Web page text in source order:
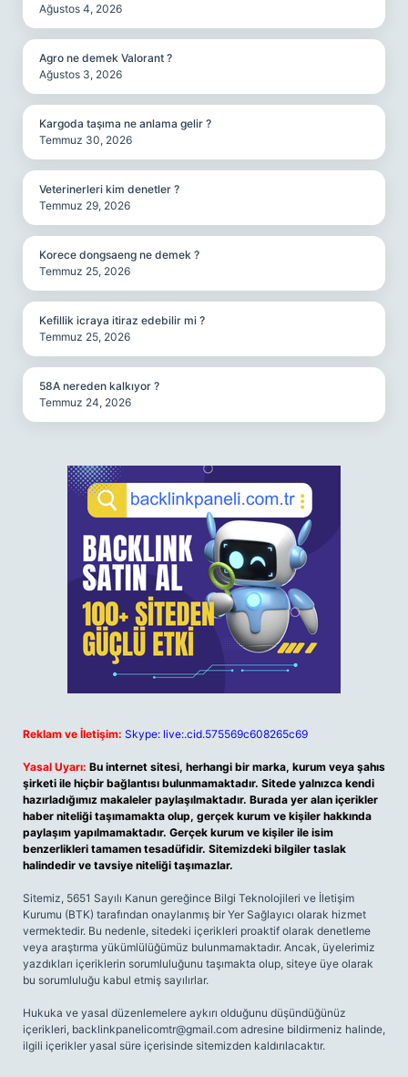
Ağustos 4, 2026
Agro ne demek Valorant ?
Ağustos 3, 2026
Kargoda taşıma ne anlama gelir ?
Temmuz 30, 2026
Veterinerleri kim denetler ?
Temmuz 29, 2026
Korece dongsaeng ne demek ?
Temmuz 25, 2026
Kefillik icraya itiraz edebilir mi ?
Temmuz 25, 2026
58A nereden kalkıyor ?
Temmuz 24, 2026
Reklam ve İletişim: Skype: live:.cid.575569c608265c69
Yasal Uyarı: Bu internet sitesi, herhangi bir marka, kurum veya şahıs
şirketi ile hiçbir bağlantısı bulunmamaktadır. Sitede yalnızca kendi
hazırladığımız makaleler paylaşılmaktadır. Burada yer alan içerikler
haber niteliği taşımamakta olup, gerçek kurum ve kişiler hakkında
paylaşım yapılmamaktadır. Gerçek kurum ve kişiler ile isim
benzerlikleri tamamen tesadüfidir. Sitemizdeki bilgiler taslak
halindedir ve tavsiye niteliği taşımazlar.
Sitemiz, 5651 Sayılı Kanun gereğince Bilgi Teknolojileri ve İletişim
Kurumu (BTK) tarafından onaylanmış bir Yer Sağlayıcı olarak hizmet
vermektedir. Bu nedenle, sitedeki içerikleri proaktif olarak denetleme
veya araştırma yükümlülüğümüz bulunmamaktadır. Ancak, üyelerimiz
yazdıkları içeriklerin sorumluluğunu taşımakta olup, siteye üye olarak
bu sorumluluğu kabul etmiş sayılırlar.
Hukuka ve yasal düzenlemelere aykırı olduğunu düşündüğünüz
içerikleri, backlinkpanelicomtr@gmail.com adresine bildirmeniz halinde,
ilgili içerikler yasal süre içerisinde sitemizden kaldırılacaktır.